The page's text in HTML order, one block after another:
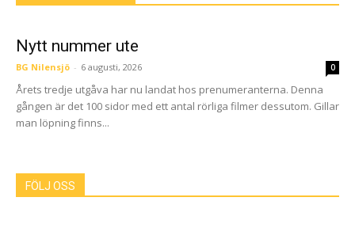
Nytt nummer ute
BG Nilensjö - 6 augusti, 2026 0
Årets tredje utgåva har nu landat hos prenumeranterna. Denna
gången är det 100 sidor med ett antal rörliga filmer dessutom. Gillar
man löpning finns...
FÖLJ OSS